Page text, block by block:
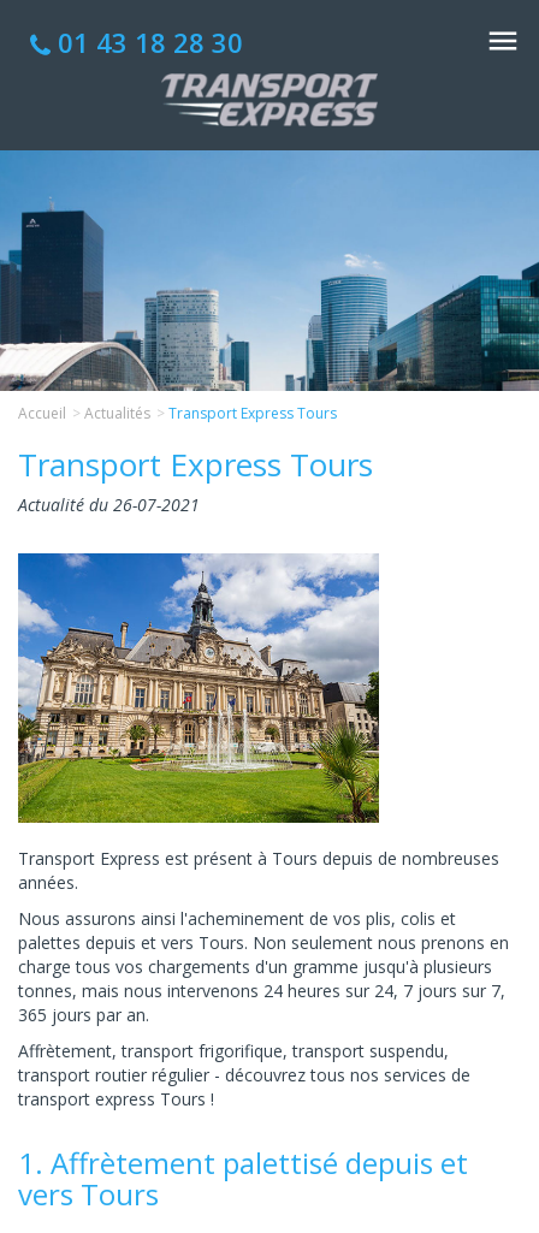
01 43 18 28 30
Accueil Actualités Transport Express Tours
Transport Express Tours
Actualité du 26-07-2021
Transport Express est présent à Tours depuis de nombreuses
années.
Nous assurons ainsi l'acheminement de vos plis, colis et
palettes depuis et vers Tours. Non seulement nous prenons en
charge tous vos chargements d'un gramme jusqu'à plusieurs
tonnes, mais nous intervenons 24 heures sur 24, 7 jours sur 7,
365 jours par an.
Affrètement, transport frigorifique, transport suspendu,
transport routier régulier - découvrez tous nos services de
transport express Tours !
1. Affrètement palettisé depuis et
vers Tours